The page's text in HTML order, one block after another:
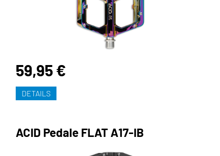
59,95 €
DETAILS
ACID Pedale FLAT A17-IB